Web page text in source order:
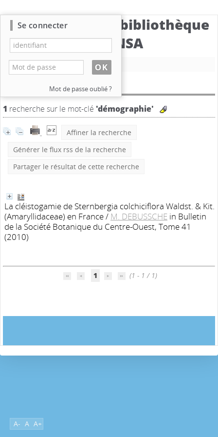
Catalogue de la bibliothèque
du CBNSA
Nouvelle recherche
Résultat de la recherche
1 recherche sur le mot-clé 'démographie'
Affiner la recherche
Générer le flux rss de la recherche
Partager le résultat de cette recherche
La cléistogamie de Sternbergia colchiciflora Waldst. & Kit.
(Amaryllidaceae) en France/ M. DEBUSSCHE in Bulletin
de la Société Botanique du Centre-Ouest, Tome 41
(2010)
1 (1 - 1 / 1)
A- A A+
Se connecter
Mot de passe oublié ?